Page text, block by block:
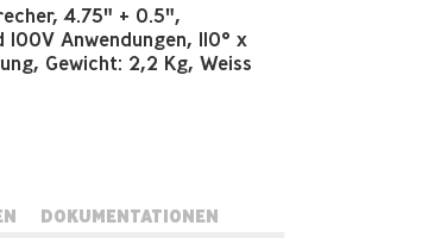
4.75" + 0.5",
Anwendungen, 110° x
Gewicht: 2,2 Kg, Weiss
DOKUMENTATIONEN